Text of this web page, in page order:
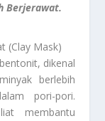
Berjerawat.
(Clay Mask)
dikenal
berlebih
pori-pori.
membantu